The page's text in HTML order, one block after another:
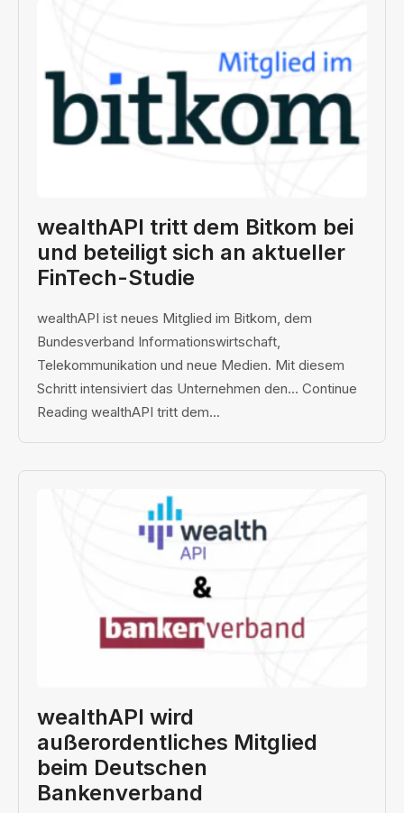
wealthAPI tritt dem Bitkom bei
und beteiligt sich an aktueller
FinTech-Studie
wealthAPI ist neues Mitglied im Bitkom, dem
Bundesverband Informationswirtschaft,
Telekommunikation und neue Medien. Mit diesem
Schritt intensiviert das Unternehmen den… Continue
Reading wealthAPI tritt dem...
wealthAPI wird
außerordentliches Mitglied
beim Deutschen
Bankenverband